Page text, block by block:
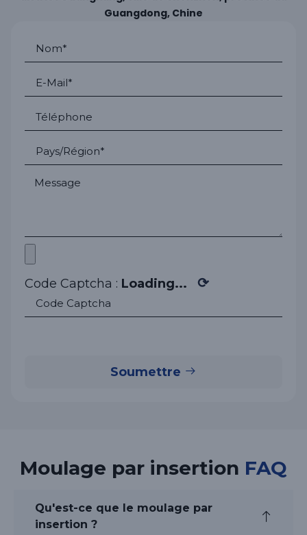
Guangdong, Chine
Code Captcha : Loading... ⟳
Soumettre
Moulage par insertion FAQ
Qu'est-ce que le moulage par
insertion ?